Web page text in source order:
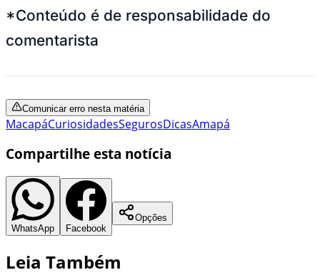
*Conteúdo é de responsabilidade do
comentarista
Comunicar erro nesta matéria
MacapáCuriosidadesSegurosDicasAmapá
Compartilhe esta notícia
WhatsApp Facebook
Opções
Leia Também